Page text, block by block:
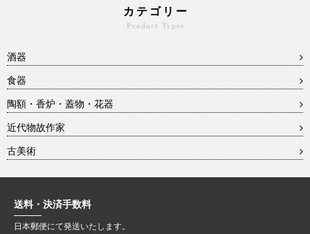
カテゴリー
Product Types
酒器
食器
陶額・香炉・蓋物・花器
近代物故作家
古美術
送料・決済手数料
日本郵便にて発送いたします。